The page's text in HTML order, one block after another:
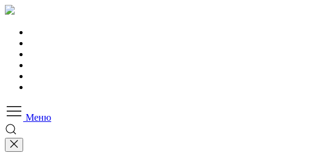
Меню